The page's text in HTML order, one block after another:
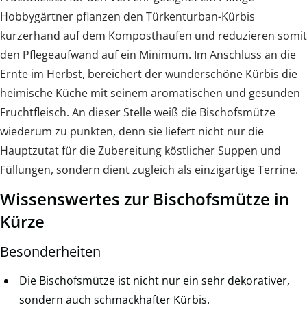
Hobbygärtner pflanzen den Türkenturban-Kürbis
kurzerhand auf dem Komposthaufen und reduzieren somit
den Pflegeaufwand auf ein Minimum. Im Anschluss an die
Ernte im Herbst, bereichert der wunderschöne Kürbis die
heimische Küche mit seinem aromatischen und gesunden
Fruchtfleisch. An dieser Stelle weiß die Bischofsmütze
wiederum zu punkten, denn sie liefert nicht nur die
Hauptzutat für die Zubereitung köstlicher Suppen und
Füllungen, sondern dient zugleich als einzigartige Terrine.
Wissenswertes zur Bischofsmütze in
Kürze
Besonderheiten
Die Bischofsmütze ist nicht nur ein sehr dekorativer,
sondern auch schmackhafter Kürbis.